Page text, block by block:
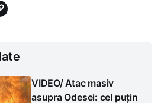
VIDEO/ Atac masiv
asupra Odesei: cel puțin